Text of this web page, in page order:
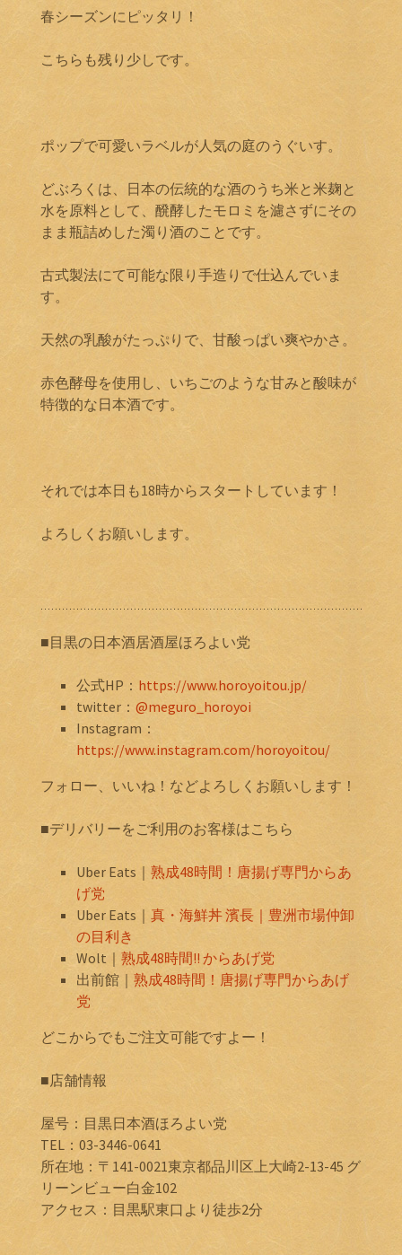
春シーズンにピッタリ！
こちらも残り少しです。
ポップで可愛いラベルが人気の庭のうぐいす。
どぶろくは、日本の伝統的な酒のうち米と米麹と
水を原料として、醗酵したモロミを濾さずにその
まま瓶詰めした濁り酒のことです。
古式製法にて可能な限り手造りで仕込んでいま
す。
天然の乳酸がたっぷりで、甘酸っぱい爽やかさ。
赤色酵母を使用し、いちごのような甘みと酸味が
特徴的な日本酒です。
それでは本日も18時からスタートしています！
よろしくお願いします。
■目黒の日本酒居酒屋ほろよい党
公式HP： https://www.horoyoitou.jp/
twitter： @meguro_horoyoi
Instagram：
https://www.instagram.com/horoyoitou/
フォロー、いいね！などよろしくお願いします！
■デリバリーをご利用のお客様はこちら
Uber Eats｜ 熟成48時間！唐揚げ専門からあ
げ党
Uber Eats｜ 真・海鮮丼 濱長｜豊洲市場仲卸
の目利き
Wolt｜ 熟成48時間!! からあげ党
出前館｜ 熟成48時間！唐揚げ専門からあげ
党
どこからでもご注文可能ですよー！
■店舗情報
屋号：目黒日本酒ほろよい党
TEL：03-3446-0641
所在地：〒141-0021東京都品川区上大崎2-13-45 グ
リーンビュー白金102
アクセス：目黒駅東口より徒歩2分